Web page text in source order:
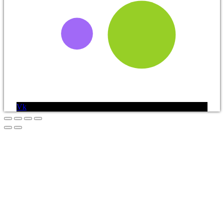
Vk